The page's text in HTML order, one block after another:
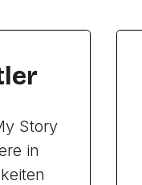
Story
in